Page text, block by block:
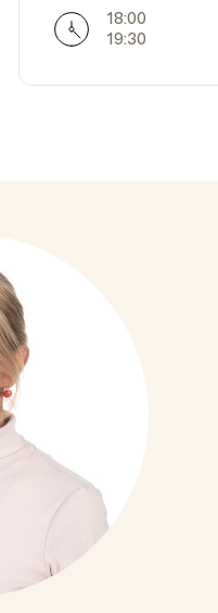
Horarires
18:00
19:30